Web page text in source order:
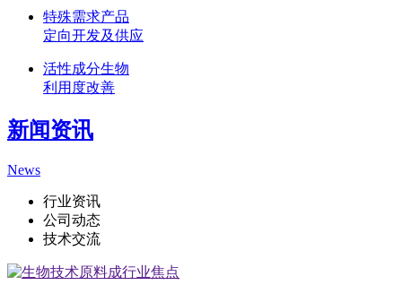
特殊需求产品
定向开发及供应
活性成分生物
利用度改善
新闻资讯
News
行业资讯
公司动态
技术交流